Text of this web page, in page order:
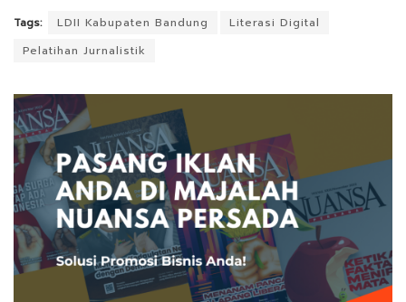
Tags: LDII Kabupaten Bandung
Literasi Digital
Pelatihan Jurnalistik